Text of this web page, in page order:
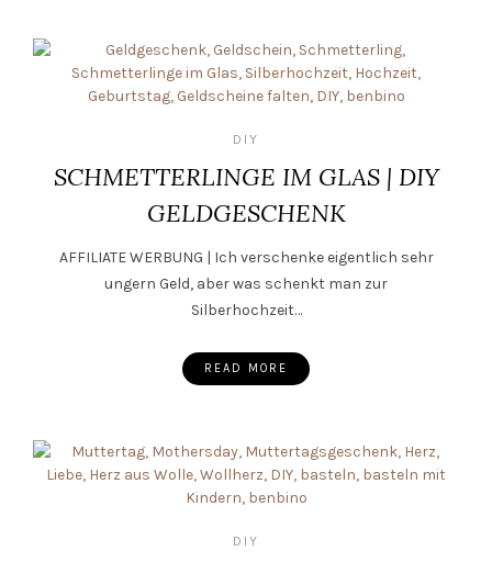
DIY
SCHMETTERLINGE IM GLAS | DIY
GELDGESCHENK
AFFILIATE WERBUNG | Ich verschenke eigentlich sehr
ungern Geld, aber was schenkt man zur
Silberhochzeit…
READ MORE
DIY